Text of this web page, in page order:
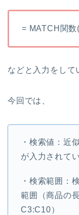
= MATCH関
などと入力をして
今回では、
・検索値：近
が入力されて
・検索範囲：
範囲（商品の
C3:C10）